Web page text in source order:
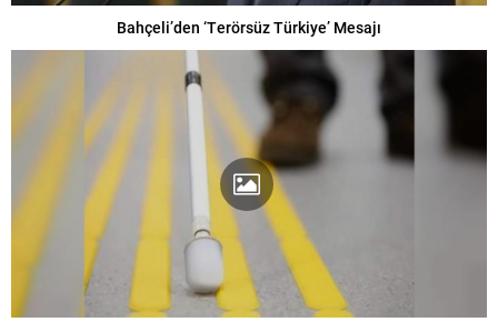
Bahçeli’den ‘Terörsüz Türkiye’ Mesajı